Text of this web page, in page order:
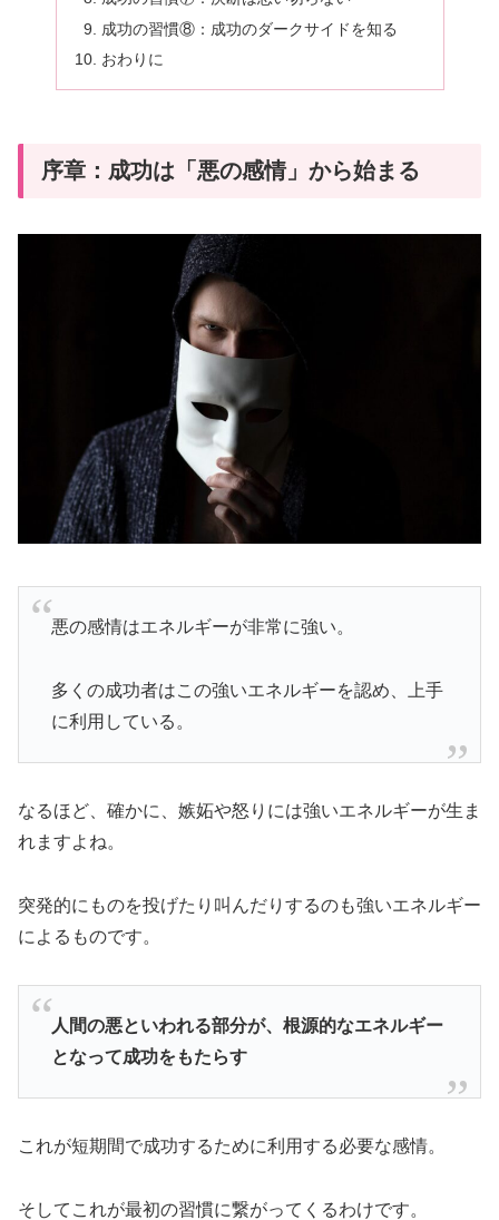
成功の習慣⑧：成功のダークサイドを知る
おわりに
序章：成功は「悪の感情」から始まる
悪の感情はエネルギーが非常に強い。
多くの成功者はこの強いエネルギーを認め、上手
に利用している。
なるほど、確かに、嫉妬や怒りには強いエネルギーが生ま
れますよね。
突発的にものを投げたり叫んだりするのも強いエネルギー
によるものです。
人間の悪といわれる部分が、根源的なエネルギー
となって成功をもたらす
これが短期間で成功するために利用する必要な感情。
そしてこれが最初の習慣に繋がってくるわけです。